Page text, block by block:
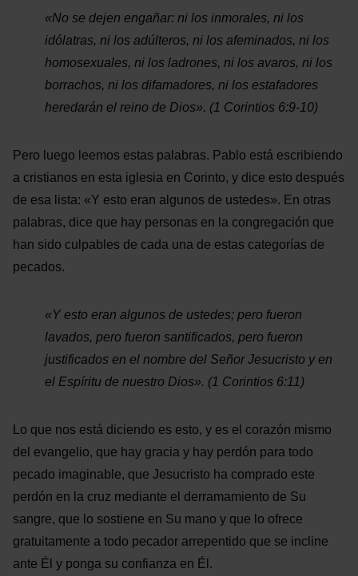
«No se dejen engañar: ni los inmorales, ni los
idólatras, ni los adúlteros, ni los afeminados, ni los
homosexuales, ni los ladrones, ni los avaros, ni los
borrachos, ni los difamadores, ni los estafadores
heredarán el reino de Dios». (1 Corintios 6:9-10)
Pero luego leemos estas palabras. Pablo está escribiendo
a cristianos en esta iglesia en Corinto, y dice esto después
de esa lista: «Y esto eran algunos de ustedes». En otras
palabras, dice que hay personas en la congregación que
han sido culpables de cada una de estas categorías de
pecados.
«Y esto eran algunos de ustedes; pero fueron
lavados, pero fueron santificados, pero fueron
justificados en el nombre del Señor Jesucristo y en
el Espíritu de nuestro Dios». (1 Corintios 6:11)
Lo que nos está diciendo es esto, y es el corazón mismo
del evangelio, que hay gracia y hay perdón para todo
pecado imaginable, que Jesucristo ha comprado este
perdón en la cruz mediante el derramamiento de Su
sangre, que lo sostiene en Su mano y que lo ofrece
gratuitamente a todo pecador arrepentido que se incline
ante Él y ponga su confianza en Él.